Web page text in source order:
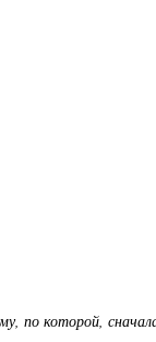
по которой,